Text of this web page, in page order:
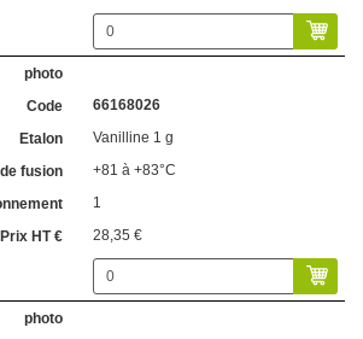
66168026
Vanilline 1 g
+81 à +83°C
1
28,35 €